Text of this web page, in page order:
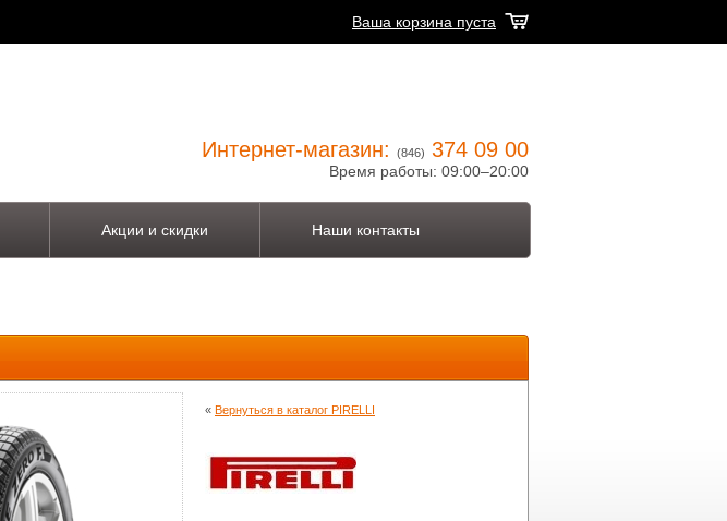
Ваша корзина пуста
Интернет-магазин: (846) 374 09 00
Время работы: 09:00–20:00
Акции и скидки Наши контакты
« Вернуться в каталог PIRELLI